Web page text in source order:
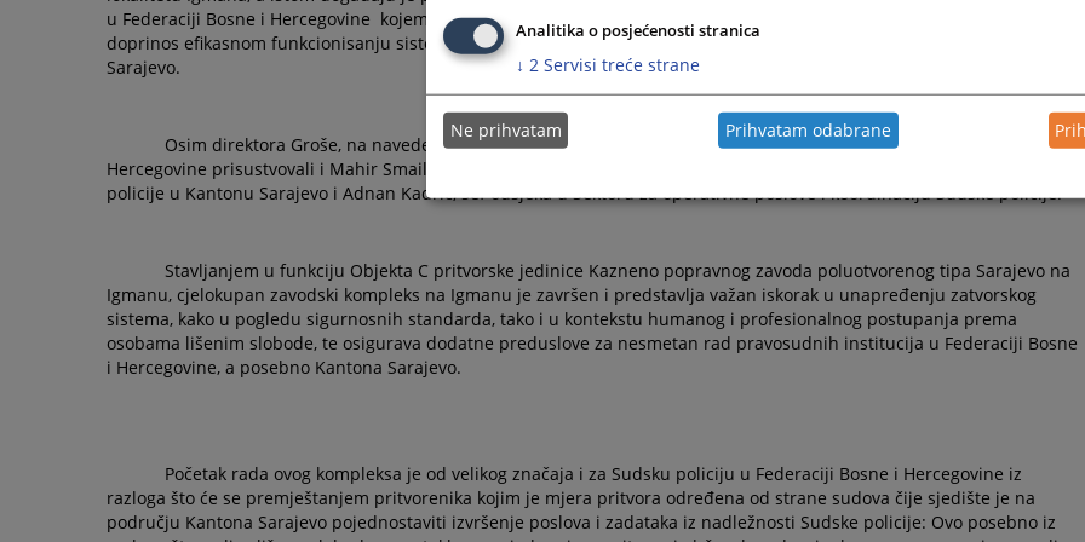
u Federaciji Bosne i Hercegovine kojem je uručena zahvalnica za ostvarenu uspješnu saradnju, profesionalan odnos i
doprinos efikasnom funkcionisanju sistema izvršenja krivičnih sankcija Kazneno-popravnog zavoda poluotvorenog tipa
Sarajevo.
Osim direktora Groše, na navedenoj svečanosti su kao predstavnici Sudske policije u Federaciji Bosne i
Hercegovine prisustvovali i Mahir Smailbegović, pomoćnik direktora Sudske policije, Mirza Biber, načelnik Centra sudske
policije u Kantonu Sarajevo i Adnan Kadrić, šef odsjeka u Sektoru za operativne poslove i koordinaciju Sudske policije.
Stavljanjem u funkciju Objekta C pritvorske jedinice Kazneno popravnog zavoda poluotvorenog tipa Sarajevo na
Igmanu, cjelokupan zavodski kompleks na Igmanu je završen i predstavlja važan iskorak u unapređenju zatvorskog
sistema, kako u pogledu sigurnosnih standarda, tako i u kontekstu humanog i profesionalnog postupanja prema
osobama lišenim slobode, te osigurava dodatne preduslove za nesmetan rad pravosudnih institucija u Federaciji Bosne
i Hercegovine, a posebno Kantona Sarajevo.
Početak rada ovog kompleksa je od velikog značaja i za Sudsku policiju u Federaciji Bosne i Hercegovine iz
razloga što će se premještanjem pritvorenika kojim je mjera pritvora određena od strane sudova čije sjedište je na
području Kantona Sarajevo pojednostaviti izvršenje poslova i zadataka iz nadležnosti Sudske policije: Ovo posebno iz
Analitika o posjećenosti stranica
↓ 2 Servisi treće strane
Ne prihvatam Prihvatam odabrane